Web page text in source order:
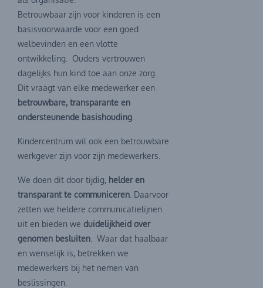
Betrouwbaar zijn voor kinderen is een
basisvoorwaarde voor een goed
welbevinden en een vlotte
ontwikkeling. Ouders vertrouwen
dagelijks hun kind toe aan onze zorg.
Dit vraagt van elke medewerker een
betrouwbare, transparante en
ondersteunende basishouding
Kindercentrum wil ook een betrouwbare
werkgever zijn voor zijn medewerkers.
We doen dit door tijdig, helder en
transparant te communiceren . Daarvoor
zetten we heldere communicatielijnen
uit en bieden we duidelijkheid over
genomen besluiten . Waar dat haalbaar
en wenselijk is, betrekken we
medewerkers bij het nemen van
beslissingen.